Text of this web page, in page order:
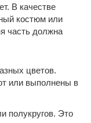
В качестве
костюм или
часть должна
цветов.
или выполнены в
полукругов. Это